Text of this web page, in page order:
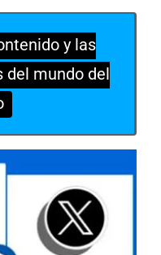
y las
del mundo del